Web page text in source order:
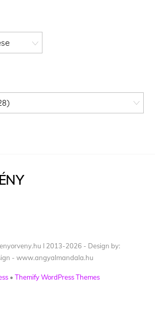
I 2013-2026 - Design by:
- www.angyalmandala.hu
•Themify WordPress Themes